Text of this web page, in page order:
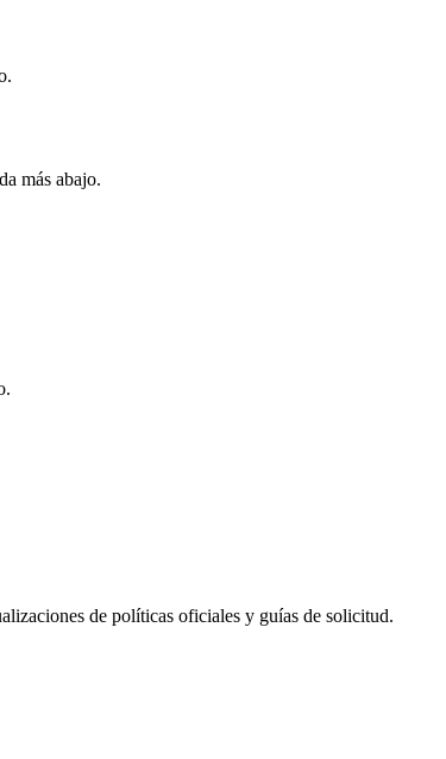
más abajo.
de políticas oficiales y guías de solicitud.